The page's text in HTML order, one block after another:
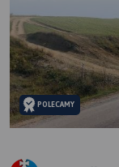
POLECAMY